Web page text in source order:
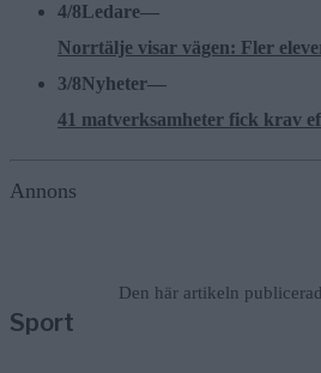
4/8Ledare—
Norrtälje visar vägen: Fler
3/8Nyheter—
41 matverksamheter fick krav
Annons
Den här artikeln
Sport